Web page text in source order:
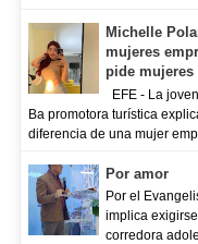
Michelle
mujeres
pide mujeres
EFE - La
Ba promotora turística
diferencia de una mujer
Por amor
Por el
implica
corredora